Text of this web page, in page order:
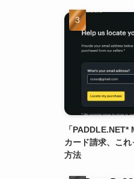
「
カード請求、こ
方法